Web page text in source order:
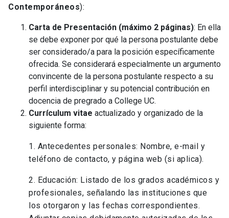
Contemporáneos):
Carta de Presentación (máximo 2 páginas): En ella
se debe exponer por qué la persona postulante debe
ser considerado/a para la posición específicamente
ofrecida. Se considerará especialmente un argumento
convincente de la persona postulante respecto a su
perfil interdisciplinar y su potencial contribución en
docencia de pregrado a College UC.
Currículum vitae actualizado y organizado de la
siguiente forma:
1. Antecedentes personales: Nombre, e-mail y
teléfono de contacto, y página web (si aplica).
2. Educación: Listado de los grados académicos y
profesionales, señalando las instituciones que
los otorgaron y las fechas correspondientes.